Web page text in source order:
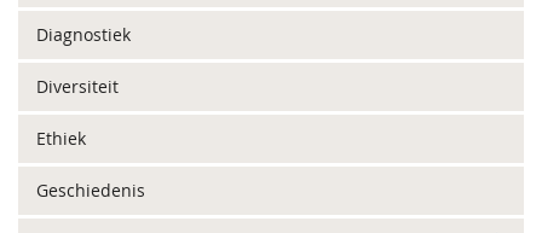
Diagnostiek
Diversiteit
Ethiek
Geschiedenis